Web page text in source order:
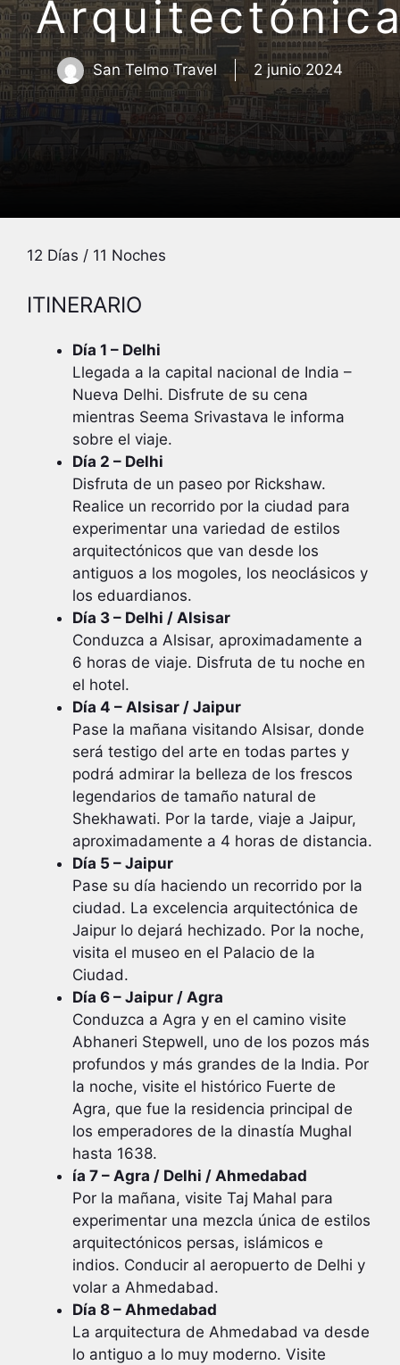
San Telmo Travel 2 junio 2024
12 Días / 11 Noches
ITINERARIO
Día 1 – Delhi
Llegada a la capital nacional de India –
Nueva Delhi. Disfrute de su cena
mientras Seema Srivastava le informa
sobre el viaje.
Día 2 – Delhi
Disfruta de un paseo por Rickshaw.
Realice un recorrido por la ciudad para
experimentar una variedad de estilos
arquitectónicos que van desde los
antiguos a los mogoles, los neoclásicos y
los eduardianos.
Día 3 – Delhi / Alsisar
Conduzca a Alsisar, aproximadamente a
6 horas de viaje. Disfruta de tu noche en
el hotel.
Día 4 – Alsisar / Jaipur
Pase la mañana visitando Alsisar, donde
será testigo del arte en todas partes y
podrá admirar la belleza de los frescos
legendarios de tamaño natural de
Shekhawati. Por la tarde, viaje a Jaipur,
aproximadamente a 4 horas de distancia.
Día 5 – Jaipur
Pase su día haciendo un recorrido por la
ciudad. La excelencia arquitectónica de
Jaipur lo dejará hechizado. Por la noche,
visita el museo en el Palacio de la
Ciudad.
Día 6 – Jaipur / Agra
Conduzca a Agra y en el camino visite
Abhaneri Stepwell, uno de los pozos más
profundos y más grandes de la India. Por
la noche, visite el histórico Fuerte de
Agra, que fue la residencia principal de
los emperadores de la dinastía Mughal
hasta 1638.
ía 7 – Agra / Delhi / Ahmedabad
Por la mañana, visite Taj Mahal para
experimentar una mezcla única de estilos
arquitectónicos persas, islámicos e
indios. Conducir al aeropuerto de Delhi y
volar a Ahmedabad.
Día 8 – Ahmedabad
La arquitectura de Ahmedabad va desde
lo antiguo a lo muy moderno. Visite